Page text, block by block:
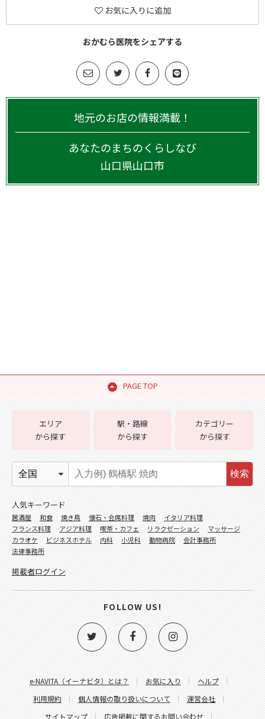
お気に入りに追加
おかむら医院をシェアする
地元のお店の情報満載！
あなたのまちのくらしなび
山口県山口市
PAGE TOP
e-NAVITA（イーナビタ）とは？ お気に入り
ヘルプ
利用規約
個人情報の取り扱いについて
運営会社
サイトマップ
広告掲載に関するお問い合わせ
エリア
から探す
駅・路線
から探す
カテゴリー
から探す
検索
人気キーワード
居酒屋 和食 焼き鳥 懐石・会席料理 焼肉
イタリア料理
フランス料理
アジア料理 喫茶・カフェ リラクゼーション
マッサージ
カラオケ
ビジネスホテル 内科 小児科 動物病院
会計事務所
法律事務所
掲載者ログイン
FOLLOW US!